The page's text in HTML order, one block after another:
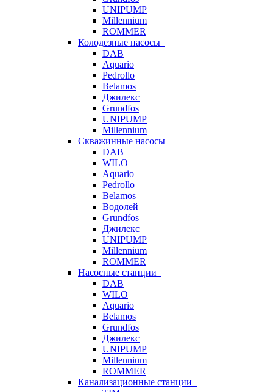
UNIPUMP
Millennium
ROMMER
Колодезные насосы
DAB
Aquario
Pedrollo
Belamos
Джилекс
Grundfos
UNIPUMP
Millennium
Скважинные насосы
DAB
WILO
Aquario
Pedrollo
Belamos
Водолей
Grundfos
Джилекс
UNIPUMP
Millennium
ROMMER
Насосные станции
DAB
WILO
Aquario
Belamos
Grundfos
Джилекс
UNIPUMP
Millennium
ROMMER
Канализационные станции